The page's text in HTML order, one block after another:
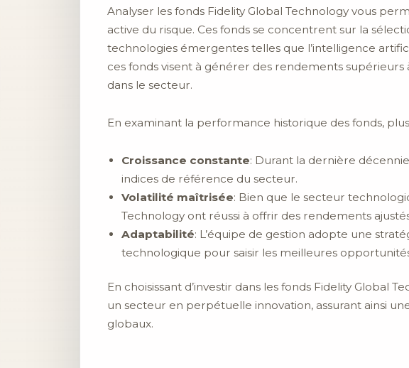
Analyser les fonds Fidelity Global Technology vous
active du risque. Ces fonds se concentrent sur la
technologies émergentes telles que l’intelligence
ces fonds visent à générer des rendements
dans le secteur.
En examinant la performance historique des fonds,
Croissance constante: Durant la dernière
indices de référence du secteur.
Volatilité maîtrisée: Bien que le secteur
Technology ont réussi à offrir des rendements
Adaptabilité: L’équipe de gestion adopte une
technologique pour saisir les meilleures
En choisissant d’investir dans les fonds Fidelity Global
un secteur en perpétuelle innovation, assurant ainsi
globaux.